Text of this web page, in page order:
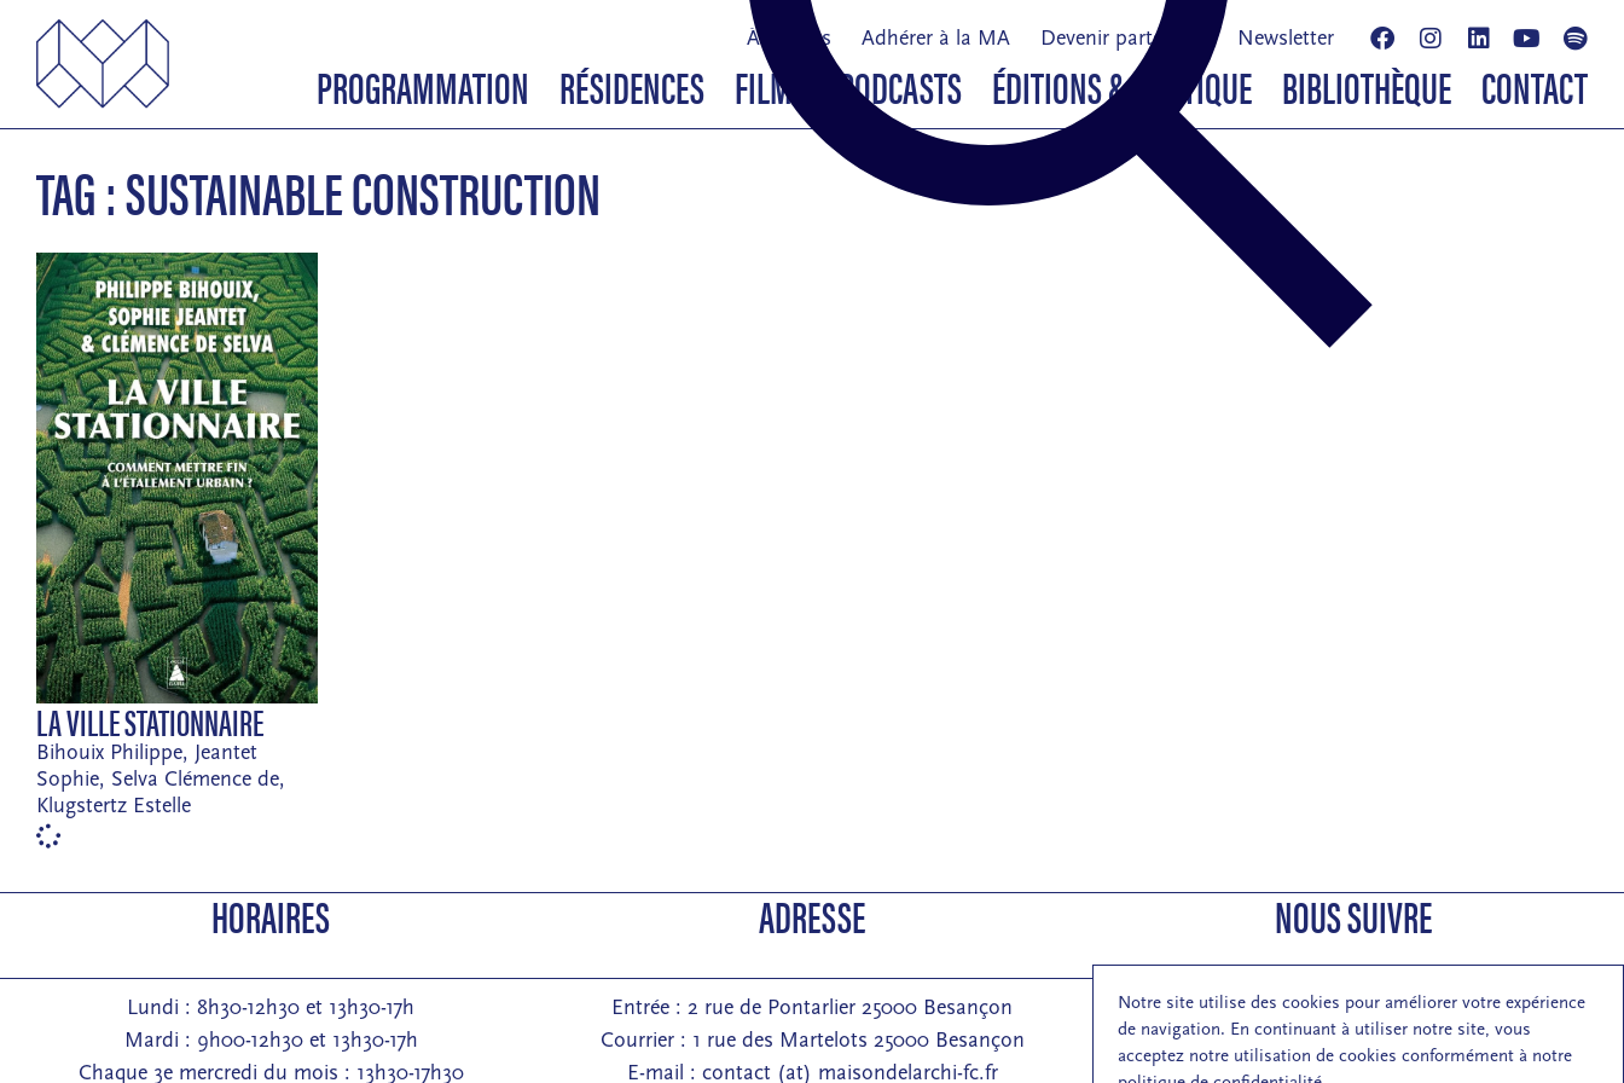
Notre site utilise des cookies pour améliorer votre expérience
de navigation. En continuant à utiliser notre site, vous
acceptez notre utilisation de cookies conformément à notre
À propos Adhérer à la MA Devenir partenaire Newsletter
PROGRAMMATION RÉSIDENCES FILMS & PODCASTS ÉDITIONS & BOUTIQUE BIBLIOTHÈQUE CONTACT
TAG : SUSTAINABLE CONSTRUCTION
LA VILLE STATIONNAIRE
Bihouix Philippe, Jeantet
Sophie, Selva Clémence de,
Klugstertz Estelle
HORAIRES
Lundi : 8h30-12h30 et 13h30-17h
Mardi : 9h00-12h30 et 13h30-17h
Chaque 3e mercredi du mois : 13h30-17h30
ADRESSE
Entrée : 2 rue de Pontarlier 25000 Besançon
Courrier : 1 rue des Martelots 25000 Besançon
E-mail : contact (at) maisondelarchi-fc.fr
NOUS SUIVRE
S'inscrire à la newsletter de la MA